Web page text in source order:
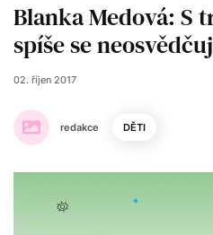
Blanka Medová: S
spíše se
redakce
02. říjen 2017
DĚTI